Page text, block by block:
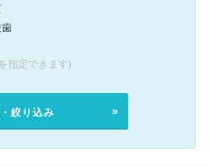
歯
指定できます)
絞り込み